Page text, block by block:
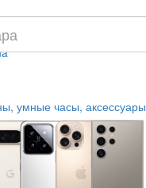
умные часы, аксессуары